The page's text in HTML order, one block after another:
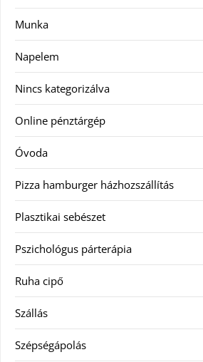
Munka
Napelem
Nincs kategorizálva
Online pénztárgép
Óvoda
Pizza hamburger házhozszállítás
Plasztikai sebészet
Pszichológus párterápia
Ruha cipő
Szállás
Szépségápolás